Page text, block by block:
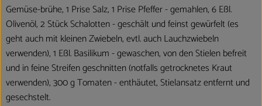
Gemüse-brühe, 1 Prise Salz, 1 Prise Pfeffer - gemahlen, 6 Eßl.
Olivenöl, 2 Stück Schalotten - geschält und feinst gewürfelt (es
geht auch mit kleinen Zwiebeln, evtl. auch Lauchzwiebeln
verwenden), 1 Eßl. Basilikum - gewaschen, von den Stielen befreit
und in feine Streifen geschnitten (notfalls getrocknetes Kraut
verwenden), 300 g Tomaten - enthäutet, Stielansatz entfernt und
gesechstelt.